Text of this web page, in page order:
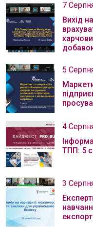
7
Вихід
5
4
ТПП: 5
3